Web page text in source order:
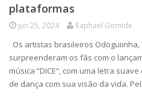
plataformas
jun 25, 2024 Raphael Gomide
Os artistas brasileiros
surpreenderam os fãs com o
música “DICE“, com uma letra
de dança com sua visão da vida.